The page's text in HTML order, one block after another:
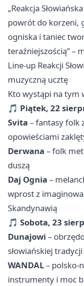
„Reakcja
powrót do korzeni,
ogniska i taniec
teraźniejszością” –
Line-up Reakcji
muzyczną ucztę
Kto wystąpi na tym
🎵 Piątek, 22
Svita – fantasy folk
opowieściami
Derwana – folk
duszą
Daj Ognia –
wprost z
Skandynawią
🎵 Sobota, 23
Dunajowi –
słowiańskiej tradycji
WANDAL– polsko-
instrumenty i moc